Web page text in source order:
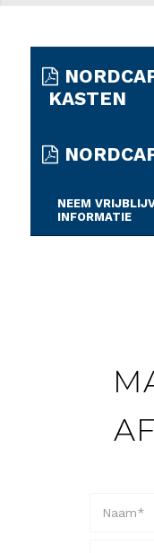
KASTEN
NEEM
INFORMATIE